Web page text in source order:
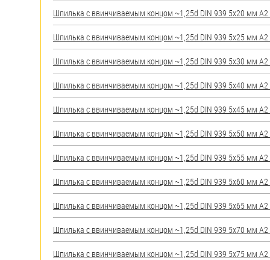
Пробки
Саморезы и шурупы
Стопорные кольца
Такелаж
Хомуты
Шайбы
Шпильки
Шплинты
Штифты и пальцы
Шпилька c ввинчиваемым концом ~1,25d DIN 939 5х20 мм А2
Шпилька c ввинчиваемым концом ~1,25d DIN 939 5х25 мм А2
Шпилька c ввинчиваемым концом ~1,25d DIN 939 5х30 мм А2
Шпилька c ввинчиваемым концом ~1,25d DIN 939 5х40 мм А2
Шпилька c ввинчиваемым концом ~1,25d DIN 939 5х45 мм А2
Шпилька c ввинчиваемым концом ~1,25d DIN 939 5х50 мм А2
Шпилька c ввинчиваемым концом ~1,25d DIN 939 5х55 мм А2
Шпилька c ввинчиваемым концом ~1,25d DIN 939 5х60 мм А2
Шпилька c ввинчиваемым концом ~1,25d DIN 939 5х65 мм А2
Шпилька c ввинчиваемым концом ~1,25d DIN 939 5х70 мм А2
Шпилька c ввинчиваемым концом ~1,25d DIN 939 5х75 мм А2